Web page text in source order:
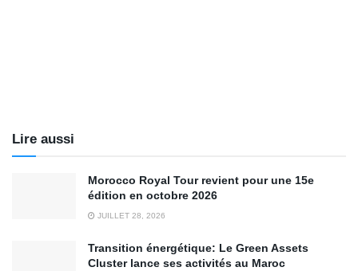
Lire aussi
Morocco Royal Tour revient pour une 15e
édition en octobre 2026
JUILLET 28, 2026
Transition énergétique: Le Green Assets
Cluster lance ses activités au Maroc